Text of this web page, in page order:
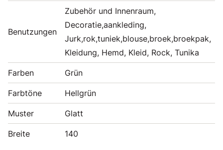
Benutzungen
Zubehör und Innenraum,
Decoratie,aankleding,
Jurk,rok,tuniek,blouse,broek,broekpak,
Kleidung, Hemd, Kleid, Rock, Tunika
Farben Grün
Farbtöne Hellgrün
Muster Glatt
Breite 140